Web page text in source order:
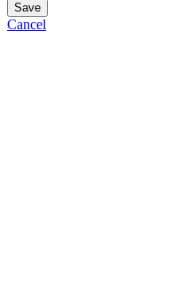
Save
Cancel